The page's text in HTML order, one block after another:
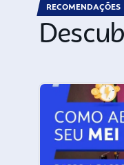
RECOMENDAÇÕES